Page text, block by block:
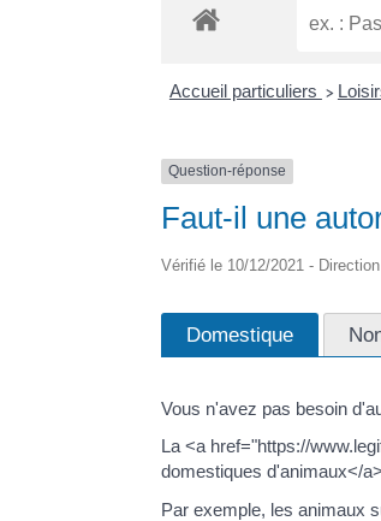
Accueil particuliers >
Question-réponse
Faut-il une
Vérifié le 10/12/2021 -
Domestique
Vous n'avez pas besoin
La <a href="https://
domestiques d'animaux</
Par exemple, les animaux